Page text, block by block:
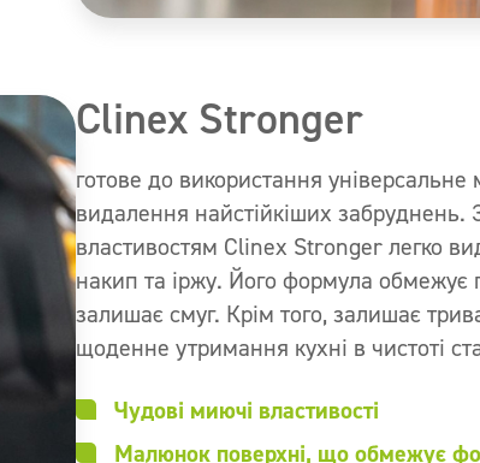
Clinex Stronger
готове до використання
видалення найстійкіших
властивостям Clinex Stronger легко
накип та іржу. Його формула обмежує
залишає смуг. Крім того, залишає
щоденне утримання кухні в чистоті
Чудові миючі властивості
Малюнок поверхні, що обмежує